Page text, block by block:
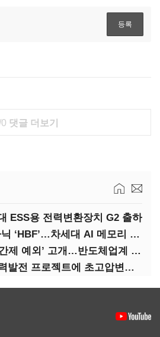
댓글 더보기
ESS용 전력변환장치 G2 출하
삼성 ‘zHBM' vs 하닉 ‘HBF’…차세대 AI 메모리 경쟁 본격화
메가특구 ‘주 52시간제 예외’ 고개…반도체업계 촉각
효성중, 브라질 수력발전 프로젝트에 초고압변압기 공급